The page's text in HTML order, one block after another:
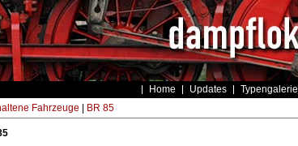
Home Updates Typengalerie
Fahrzeuge BR 85